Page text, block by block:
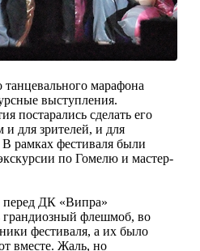
марафона
выступления.
постарались сделать его
для зрителей, и для
В рамках фестиваля были
по Гомелю и мастер-
перед ДК «Випра»
грандиозный флешмоб, во
фестиваля, а их было
вместе. Жаль, но